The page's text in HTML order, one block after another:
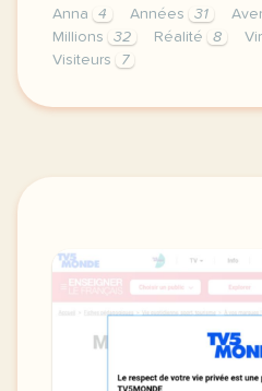
Anna 4 Années 31
Millions
32 Réalité 8
Visiteurs
7
exercice b1 mondes